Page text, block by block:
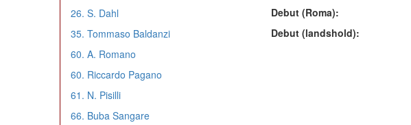
Debut (Roma):
Debut (landshold):
26. S. Dahl
35. Tommaso Baldanzi
60. A. Romano
60. Riccardo Pagano
61. N. Pisilli
66. Buba Sangare